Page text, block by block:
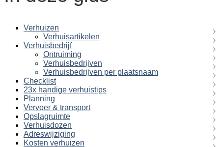
Verhuizen
Verhuisartikelen
Verhuisbedrijf
Ontruiming
Verhuisbedrijven
Verhuisbedrijven per plaatsnaam
Checklist
23x handige verhuistips
Planning
Vervoer & transport
Opslagruimte
Verhuisdozen
Adreswijziging
Kosten verhuizen